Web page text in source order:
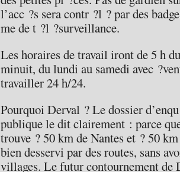
l’acc ?s sera contr ?l ? par des
me de t ?l ?surveillance.
Les horaires de travail iront de 5 h
minuit, du lundi au samedi avec
travailler 24 h/24.
Pourquoi Derval ? Le dossier
publique le dit clairement : parce
trouve ? 50 km de Nantes et ? 50 km
bien desservi par des routes, sans
villages. Le futur contournement de